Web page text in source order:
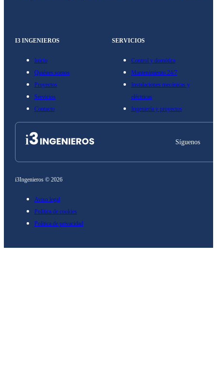
I3 INGENIEROS
Inicio
Quiénes somos
Proyectos
Servicios
Contacto
SERVICIOS
Control y domótica
Mantenimiento 24/7
Instalaciones mecánicas y
eléctricas
Ingeniería y proyectos
Síguenos
i3Ingenieros © 2026
Aviso legal
Política de cookies
Política de privacidad